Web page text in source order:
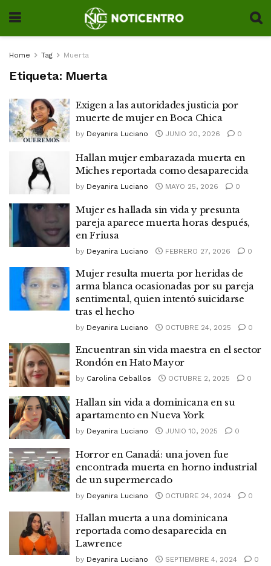
Home Tag Muerta
Etiqueta: Muerta
Exigen a las autoridades justicia por
muerte de mujer en Boca Chica
by Deyanira Luciano JUNIO 20, 2026 0
Hallan mujer embarazada muerta en
Miches reportada como desaparecida
by Deyanira Luciano MAYO 25, 2026 0
Mujer es hallada sin vida y presunta
pareja aparece muerta horas después,
en Friusa
by Deyanira Luciano FEBRERO 27, 2026 0
Mujer resulta muerta por heridas de
arma blanca ocasionadas por su pareja
sentimental, quien intentó suicidarse
tras el hecho
by Deyanira Luciano OCTUBRE 24, 2025 0
Encuentran sin vida maestra en el sector
Rondón en Hato Mayor
by Carolina Ceballos OCTUBRE 2, 2025 0
Hallan sin vida a dominicana en su
apartamento en Nueva York
by Deyanira Luciano JUNIO 10, 2025 0
Horror en Canadá: una joven fue
encontrada muerta en horno industrial
de un supermercado
by Deyanira Luciano OCTUBRE 24, 2024 0
Hallan muerta a una dominicana
reportada como desaparecida en
Lawrence
by Deyanira Luciano SEPTIEMBRE 4, 2024 0